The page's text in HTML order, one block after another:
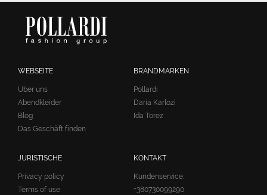
WEBSEITE
Über uns
Abendkleider
Blog
Das Geschäft finden
BRANDMARKEN
Pollardi
Daria Karlozi
Ida Torez
JURISTISCHE
Privacy policy
Terms of use
KONTAKT
Kundenservice:
+380730099290